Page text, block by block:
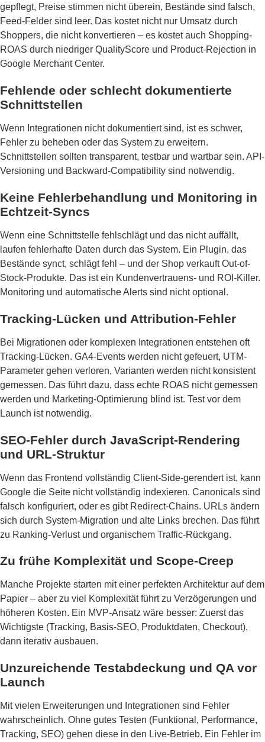
gepflegt, Preise stimmen nicht überein, Bestände sind falsch,
Feed-Felder sind leer. Das kostet nicht nur Umsatz durch
Shoppers, die nicht konvertieren – es kostet auch Shopping-
ROAS durch niedriger QualityScore und Product-Rejection in
Google Merchant Center.
Fehlende oder schlecht dokumentierte
Schnittstellen
Wenn Integrationen nicht dokumentiert sind, ist es schwer,
Fehler zu beheben oder das System zu erweitern.
Schnittstellen sollten transparent, testbar und wartbar sein. API-
Versioning und Backward-Compatibility sind notwendig.
Keine Fehlerbehandlung und Monitoring in
Echtzeit-Syncs
Wenn eine Schnittstelle fehlschlägt und das nicht auffällt,
laufen fehlerhafte Daten durch das System. Ein Plugin, das
Bestände synct, schlägt fehl – und der Shop verkauft Out-of-
Stock-Produkte. Das ist ein Kundenvertrauens- und ROI-Killer.
Monitoring und automatische Alerts sind nicht optional.
Tracking-Lücken und Attribution-Fehler
Bei Migrationen oder komplexen Integrationen entstehen oft
Tracking-Lücken. GA4-Events werden nicht gefeuert, UTM-
Parameter gehen verloren, Varianten werden nicht konsistent
gemessen. Das führt dazu, dass echte ROAS nicht gemessen
werden und Marketing-Optimierung blind ist. Test vor dem
Launch ist notwendig.
SEO-Fehler durch JavaScript-Rendering
und URL-Struktur
Wenn das Frontend vollständig Client-Side-gerendert ist, kann
Google die Seite nicht vollständig indexieren. Canonicals sind
falsch konfiguriert, oder es gibt Redirect-Chains. URLs ändern
sich durch System-Migration und alte Links brechen. Das führt
zu Ranking-Verlust und organischem Traffic-Rückgang.
Zu frühe Komplexität und Scope-Creep
Manche Projekte starten mit einer perfekten Architektur auf dem
Papier – aber zu viel Komplexität führt zu Verzögerungen und
höheren Kosten. Ein MVP-Ansatz wäre besser: Zuerst das
Wichtigste (Tracking, Basis-SEO, Produktdaten, Checkout),
dann iterativ ausbauen.
Unzureichende Testabdeckung und QA vor
Launch
Mit vielen Erweiterungen und Integrationen sind Fehler
wahrscheinlich. Ohne gutes Testen (Funktional, Performance,
Tracking, SEO) gehen diese in den Live-Betrieb. Ein Fehler im